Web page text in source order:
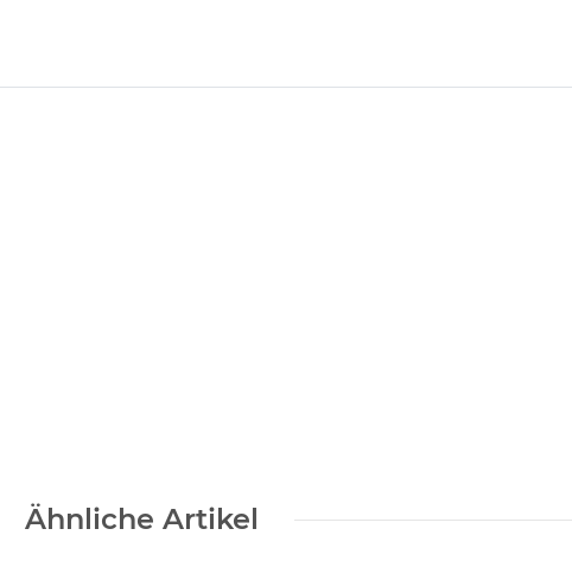
Ähnliche Artikel